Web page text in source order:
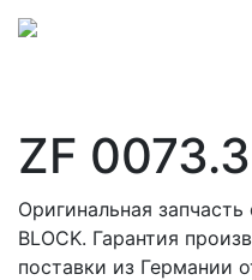
ZF
Оригинальная
BLOCK. Гарантия
поставки из Германии